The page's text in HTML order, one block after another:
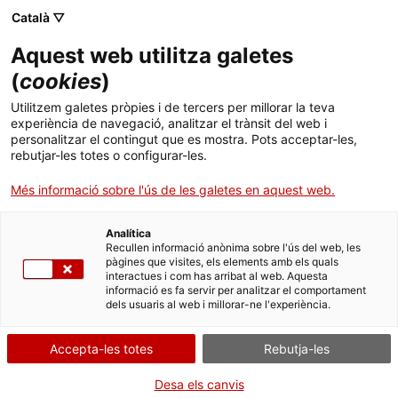
Menú
Tràmits Gencat
Idioma: ca
Subvencions a inversions
empresarials d'alt impacte 2023
Què necessites fer?
Consulta a continuació totes les opcions
vinculades a aquest tràmit. Selecciona la que
correspongui amb el teu cas i podràs
accedir a tota la informació i condicions de
tramitació.
Català ▽
Aquest web utilitza galetes
(cookies)
Utilitzem galetes pròpies i de tercers per millorar la teva
experiència de navegació, analitzar el trànsit del web i
personalitzar el contingut que es mostra. Pots acceptar-les,
rebutjar-les totes o configurar-les.
Més informació sobre l'ús de les galetes en aquest web.
Analítica
Recullen informació anònima sobre l'ús del web, les
pàgines que visites, els elements amb els quals
interactues i com has arribat al web. Aquesta
informació es fa servir per analitzar el comportament
dels usuaris al web i millorar-ne l'experiència.
Accepta-les totes Rebutja-les
Desa els canvis